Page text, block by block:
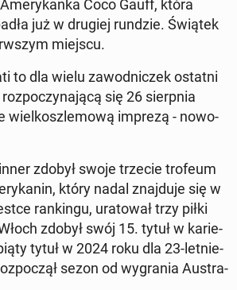
Coco Gauff, która
już w drugiej rundzie. Świątek
miejscu.
to dla wielu za­wod­ni­czek ostatni
się 26 sierp­nia
wiel­kosz­le­mo­wą imprezą - no­wo­
zdobył swoje trzecie trofeum
który nadal znaj­du­je się w
ran­kin­gu, ura­to­wał trzy piłki
zdobył swój 15. tytuł w ka­rie­
tytuł w 2024 roku dla 23-let­nie­
sezon od wy­gra­nia Au­stra­